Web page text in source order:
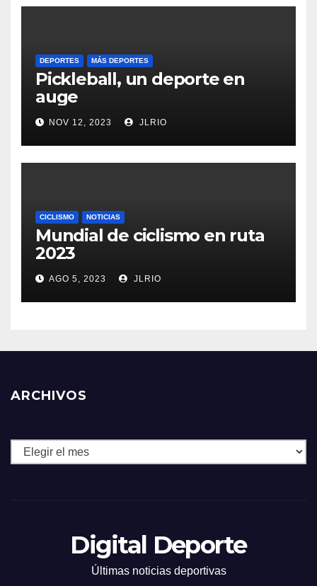
DEPORTES MÁS DEPORTES
Pickleball, un deporte en
auge
NOV 12, 2023 JLRIO
CICLISMO NOTICIAS
Mundial de ciclismo en ruta
2023
AGO 5, 2023 JLRIO
ARCHIVOS
Archivos
Digital Deporte
Últimas noticias deportivas